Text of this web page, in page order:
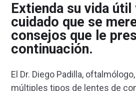
Extienda su vida útil
cuidado que se
consejos que le
continuación.
El Dr. Diego Padilla,
múltiples tipos de lentes de